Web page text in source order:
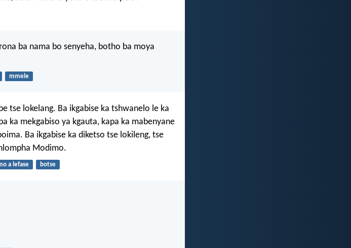
ba nama bo senyeha, botho ba moya
mmele
tse lokelang. Ba ikgabise ka tshwanelo le ka
ka mekgabiso ya kgauta, kapa ka mabenyane
Ba ikgabise ka diketso tse lokileng, tse
Modimo.
a lefase botse